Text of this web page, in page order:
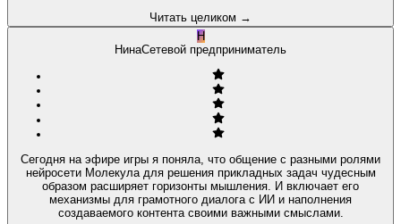
Читать целиком →
Н
НинаСетевой предприниматель
Сегодня на эфире игры я поняла, что общение с разными ролями
нейросети Молекула для решения прикладных задач чудесным
образом расширяет горизонты мышления. И включает его
механизмы для грамотного диалога с ИИ и наполнения
создаваемого контента своими важными смыслами.